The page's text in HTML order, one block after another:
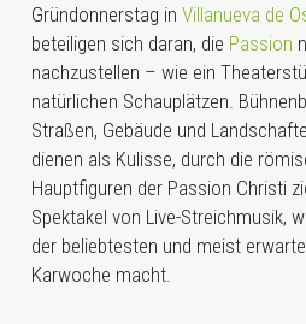
Gründonnerstag in Villanueva de
beteiligen sich daran, die Passion
nachzustellen – wie ein
natürlichen Schauplätzen.
Straßen, Gebäude und
dienen als Kulisse, durch die
Hauptfiguren der Passion Christi
Spektakel von Live-Streichmusik,
der beliebtesten und meist
Karwoche macht.